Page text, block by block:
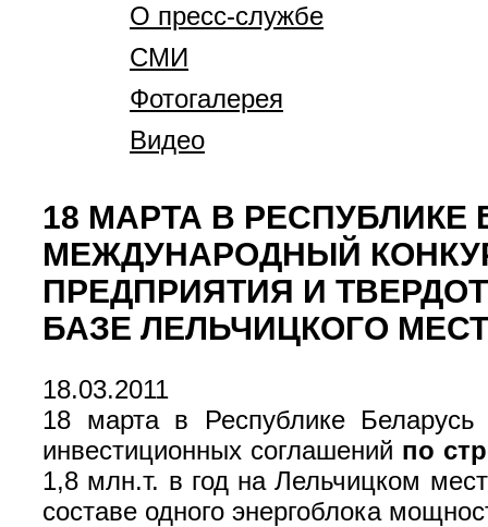
О пресс-службе
СМИ
Фотогалерея
Видео
18 МАРТА В
МЕЖДУНАРОДНЫЙ
ПРЕДПРИЯТИЯ И
БАЗЕ ЛЕЛЬЧИЦКОГО
18.03.2011
18 марта в Республике
инвестиционных соглашений по
1,8 млн.т. в год на Лельчицком
составе одного энергоблока